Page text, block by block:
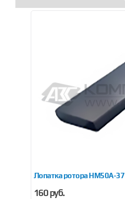
Лопатка ротора НМ50А-37
160 руб.